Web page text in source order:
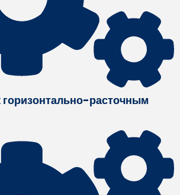
горизонтально-расточным